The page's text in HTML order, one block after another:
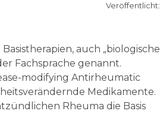
Veröffentlicht:
auch „biologische
Fachsprache genannt.
modifying Antirheumatic
Medikamente.
Rheuma die Basis